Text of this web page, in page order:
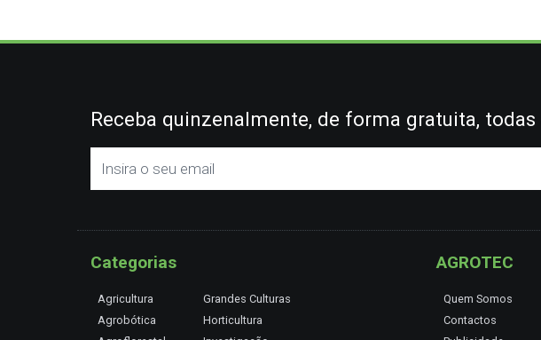
Receba quinzenalmente, de forma gratuita,
Categorias
Agricultura
Agrobótica
Grandes Culturas
Horticultura
AGROTEC
Quem Somos
Contactos